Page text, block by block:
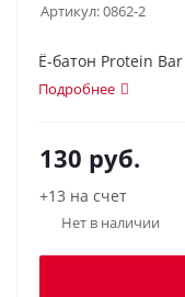
Артикул:0862-2
Ё-батон Protein Bar
Подробнее
130 руб.
+13 на счет
Нет в наличии